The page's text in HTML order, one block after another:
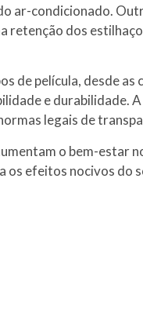
ar-condicionado.
retenção dos
de película, desde as
e durabilidade.
legais de
o bem-estar
efeitos nocivos do